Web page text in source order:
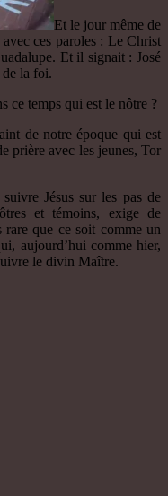
Et le jour même de
ces paroles : Le Christ
Et il signait : José
de la foi.
ce temps qui est le nôtre ?
de notre époque qui est
prière avec les jeunes, Tor
Jésus sur les pas de
et témoins, exige de
que ce soit comme un
aujourd’hui comme hier,
le divin Maître.